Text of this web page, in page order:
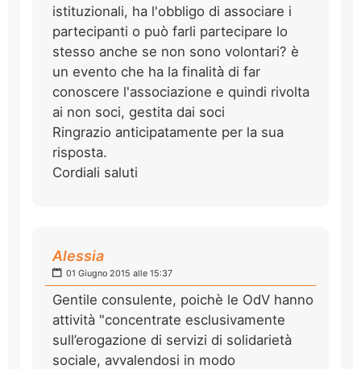
istituzionali, ha l'obbligo di associare i
partecipanti o può farli partecipare lo
stesso anche se non sono volontari? è
un evento che ha la finalità di far
conoscere l'associazione e quindi rivolta
ai non soci, gestita dai soci
Ringrazio anticipatamente per la sua
risposta.
Cordiali saluti
Alessia
01 Giugno 2015 alle 15:37
Gentile consulente, poichè le OdV hanno
attività "concentrate esclusivamente
sull’erogazione di servizi di solidarietà
sociale, avvalendosi in modo